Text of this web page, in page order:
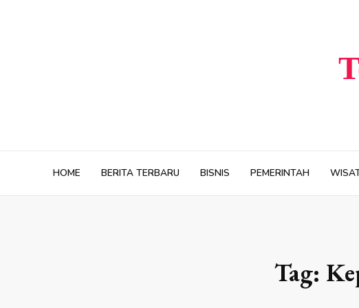
HOME BERITA TERBARU BISNIS PEMERINTAH
Tag: